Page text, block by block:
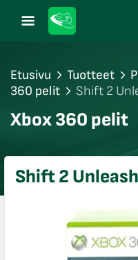
Etusivu Tuotteet
360 pelit
Shift 2
Xbox 360 pelit
Shift 2
sulje
sulje